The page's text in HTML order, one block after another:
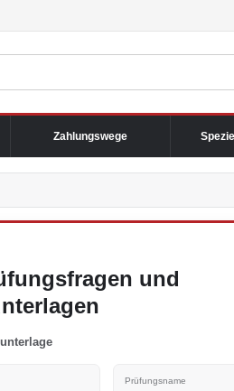
Zahlungswege
und
Prüfungsname